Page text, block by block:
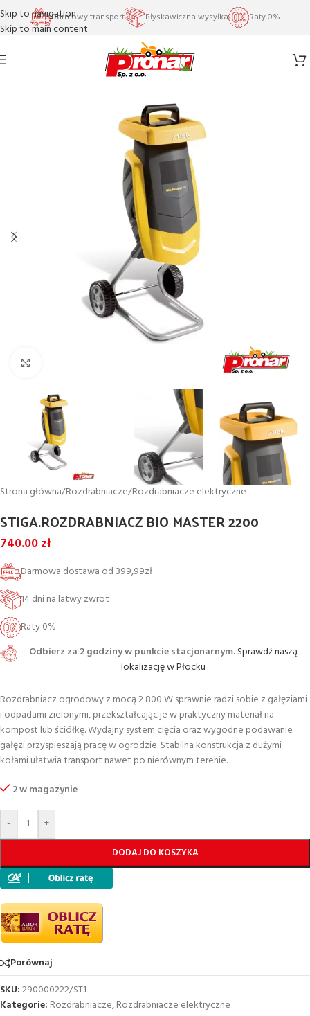
Skip to navigation
Skip to main content
Darmowy transport Błyskawiczna wysyłka Raty 0%
Strona główna/Rozdrabniacze/Rozdrabniacze elektryczne
STIGA.ROZDRABNIACZ BIO MASTER 2200
740.00zł
Darmowa dostawa od 399,99zł
14 dni na latwy zwrot
Raty 0%
Odbierz za 2 godziny w punkcie stacjonarnym.Sprawdź naszą
lokalizację w Płocku
Rozdrabniacz ogrodowy z mocą 2 800 W sprawnie radzi sobie z gałęziami
i odpadami zielonymi, przekształcając je w praktyczny materiał na
kompost lub ściółkę. Wydajny system cięcia oraz wygodne podawanie
gałęzi przyspieszają pracę w ogrodzie. Stabilna konstrukcja z dużymi
kołami ułatwia transport nawet po nierównym terenie.
2 w magazynie
- +
DODAJ DO KOSZYKA
Porównaj
SKU:290000222/ST1
Kategorie: Rozdrabniacze,Rozdrabniacze elektryczne